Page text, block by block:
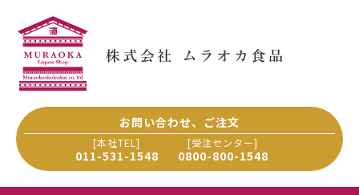
content
お問い合わせ、ご注文
[本社TEL]
011-531-1548
[受注センター]
0800-800-1548